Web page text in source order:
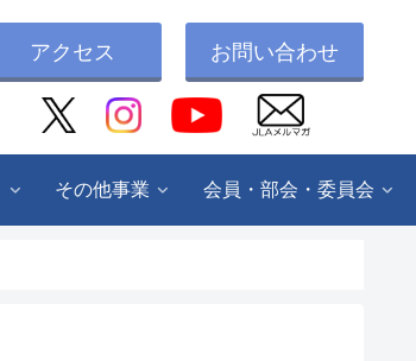
アクセス お問い合わせ
その他事業 会員・部会・委員会